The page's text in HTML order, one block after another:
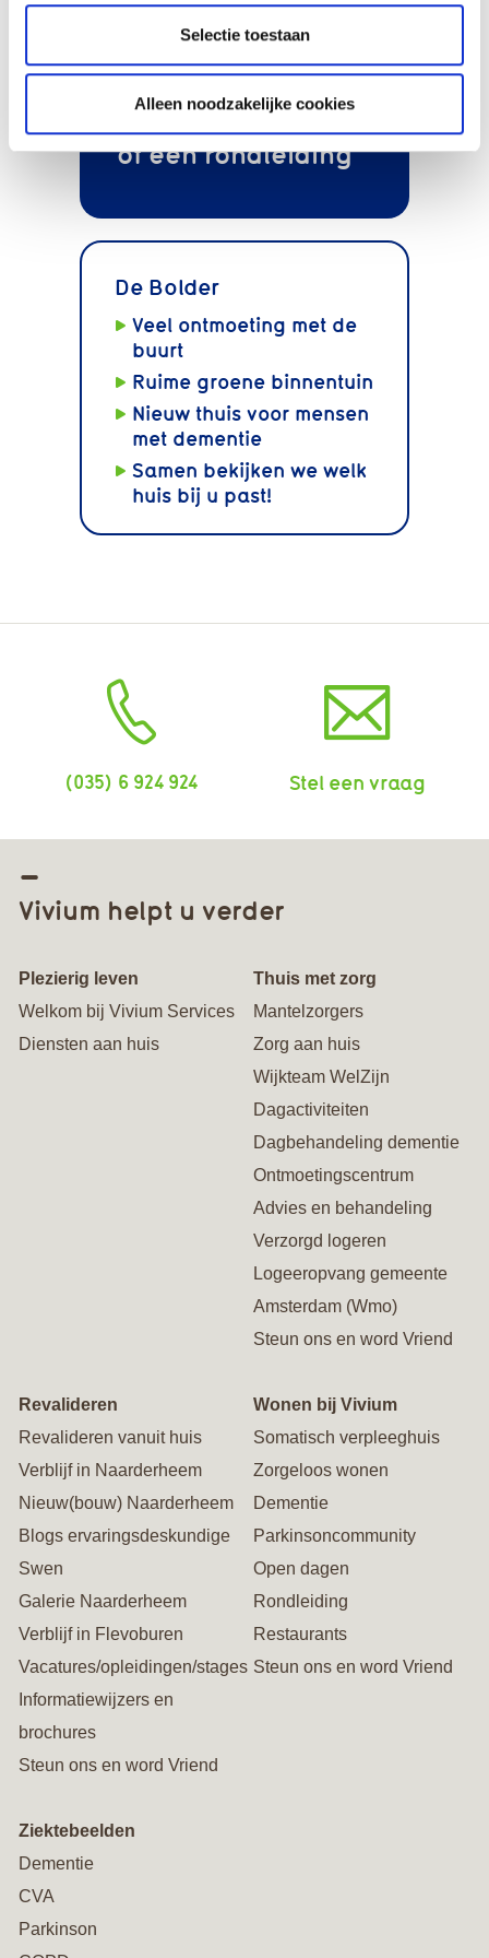
Selectie toestaan
Alleen noodzakelijke cookies
Klik hier voor
persoonlijk advies
of een rondleiding
De Bolder
Veel ontmoeting met de
buurt
Ruime groene binnentuin
Nieuw thuis voor mensen
met dementie
Samen bekijken we welk
huis bij u past!
(035) 6 924 924 Stel een vraag
Vivium helpt u verder
Plezierig leven
Welkom bij Vivium Services
Diensten aan huis
Thuis met zorg
Mantelzorgers
Zorg aan huis
Wijkteam WelZijn
Dagactiviteiten
Dagbehandeling dementie
Ontmoetingscentrum
Advies en behandeling
Verzorgd logeren
Logeeropvang gemeente
Amsterdam (Wmo)
Steun ons en word Vriend
Revalideren
Revalideren vanuit huis
Verblijf in Naarderheem
Nieuw(bouw) Naarderheem
Blogs ervaringsdeskundige
Swen
Galerie Naarderheem
Verblijf in Flevoburen
Vacatures/opleidingen/stages
Informatiewijzers en
brochures
Steun ons en word Vriend
Wonen bij Vivium
Somatisch verpleeghuis
Zorgeloos wonen
Dementie
Parkinsoncommunity
Open dagen
Rondleiding
Restaurants
Steun ons en word Vriend
Ziektebeelden
Dementie
CVA
Parkinson